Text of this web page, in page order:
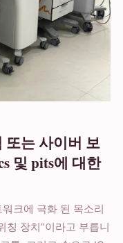
또는 사이버 보
및 pits에 대한
크에 극화 된 목소리
칭 장치”이라고 부릅니